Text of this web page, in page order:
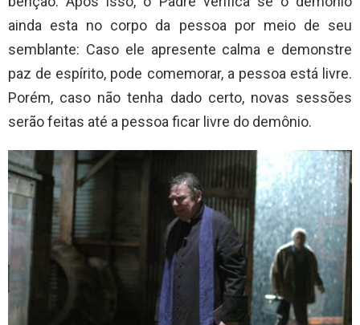
ainda esta no corpo da pessoa por meio de seu
semblante: Caso ele apresente calma e demonstre
paz de espírito, pode comemorar, a pessoa está livre.
Porém, caso não tenha dado certo, novas sessões
serão feitas até a pessoa ficar livre do demônio.